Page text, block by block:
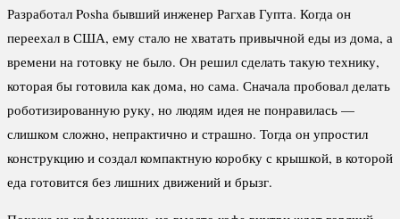
Разработал Posha бывший инженер Рагхав Гупта. Когда он
переехал в США, ему стало не хватать привычной еды из дома, а
времени на готовку не было. Он решил сделать такую технику,
которая бы готовила как дома, но сама. Сначала пробовал делать
роботизированную руку, но людям идея не понравилась —
слишком сложно, непрактично и страшно. Тогда он упростил
конструкцию и создал компактную коробку с крышкой, в которой
еда готовится без лишних движений и брызг.